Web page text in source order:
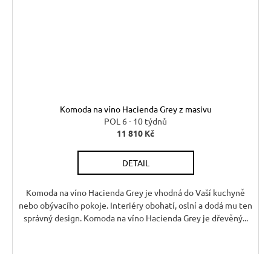
Komoda na víno Hacienda Grey z masivu
POL 6 - 10 týdnů
11 810 Kč
DETAIL
Komoda na víno Hacienda Grey je vhodná do Vaší kuchyně
nebo obývacího pokoje. Interiéry obohatí, oslní a dodá mu ten
správný design. Komoda na víno Hacienda Grey je dřevěný...